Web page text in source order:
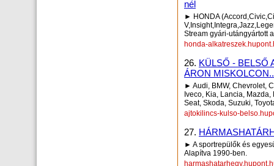
nél
► HONDA
Stream gyári-utángyártott
honda-
26. KÜLSŐ - BELSŐ
ÁRON
► Audi, BMW, Chevrolet,
Iveco, Kia, Lancia,
Seat, Skoda, Suzuki,
ajtokilincs-kulso-
27.
► A sportrepülők és
Alapítva 1990-ben.